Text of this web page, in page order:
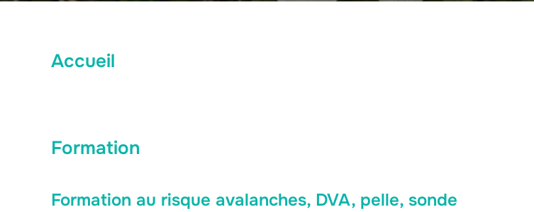
Accueil
Formation
Formation au risque avalanches, DVA, pelle, sonde